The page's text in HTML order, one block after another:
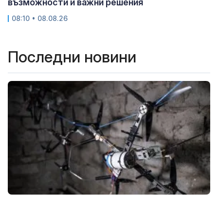
възможности и важни решения
08:10 • 08.08.26
Последни новини